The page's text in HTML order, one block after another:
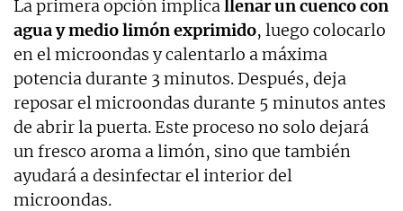
La primera opción implicallenar un cuenco con
agua y medio limón exprimido, luego colocarlo
en el microondas y calentarlo a máxima
potencia durante 3 minutos. Después, deja
reposar el microondas durante 5 minutos antes
de abrir la puerta. Este proceso no solo dejará
un fresco aroma a limón, sino que también
ayudará a desinfectar el interior del
microondas.